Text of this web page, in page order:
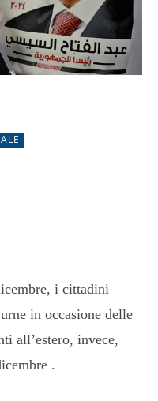
i cittadini
in occasione delle
all’estero, invece,
.